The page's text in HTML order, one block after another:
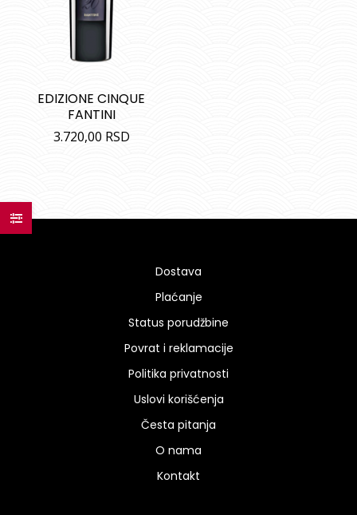
EDIZIONE CINQUE
FANTINI
3.720,00 RSD
Dostava
Plaćanje
Status porudžbine
Povrat i reklamacije
Politika privatnosti
Uslovi korišćenja
Česta pitanja
O nama
Kontakt